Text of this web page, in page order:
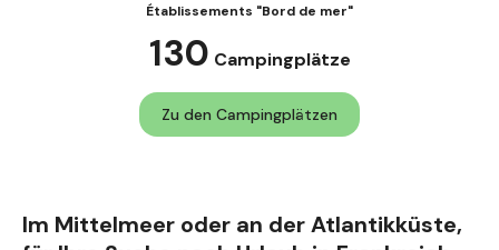
Établissements "Bord de mer"
130 Campingplätze
Zu den Campingplätzen
Im Mittelmeer oder an der Atlantikküste,